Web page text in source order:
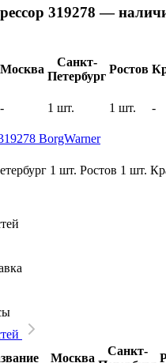
319278 —
Москва
Санкт-
Петербург
Ростов
- 1 шт. 1 шт. -
BorgWarner
1 шт. Ростов 1 шт.
Москва
Санкт-